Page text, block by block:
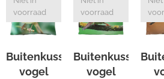
Buitenkussen
vogel
voorraad
Buitenkussen
vogel
voorraad